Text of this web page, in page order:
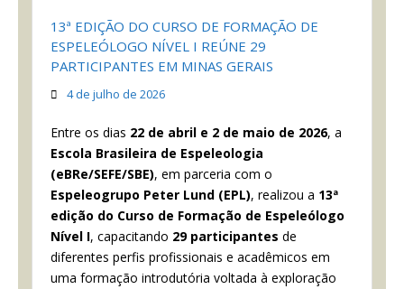
notícias
contato
13ª EDIÇÃO DO CURSO DE FORMAÇÃO DE
ESPELEÓLOGO NÍVEL I REÚNE 29
PARTICIPANTES EM MINAS GERAIS
4 de julho de 2026
Entre os dias 22 de abril e 2 de maio de 2026, a
Escola Brasileira de Espeleologia
(eBRe/SEFE/SBE), em parceria com o
Espeleogrupo Peter Lund (EPL), realizou a 13ª
edição do Curso de Formação de Espeleólogo
Nível I, capacitando 29 participantes de
diferentes perfis profissionais e acadêmicos em
uma formação introdutória voltada à exploração